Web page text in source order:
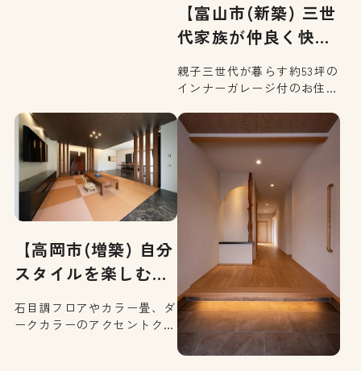
【富山市(新築) 三世
代家族が仲良く快
適…
親子三世代が暮らす約53坪の
インナーガレージ付のお住ま
南からの光がたっぷり降り注
ぐ、お庭を眺められる最高の
癒し空間。温かい集いの空間
と、静かに過ごすプライベー
ト空間。どちらも充実してい
るから家族みんなが仲良く快
適に暮らせます。
【高岡市(増築) 自分
スタイルを楽しむ
家…
石目調フロアやカラー畳、ダ
ークカラーのアクセントクロ